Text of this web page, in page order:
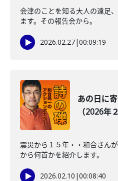
会津のことを知る大人の遠足
ます。その報告会から。
2026.02.27|00:09:19
あの日に
（2026年
震災から１５年・・和合さん
から何首かを紹介します。
2026.02.10 |00:08:40